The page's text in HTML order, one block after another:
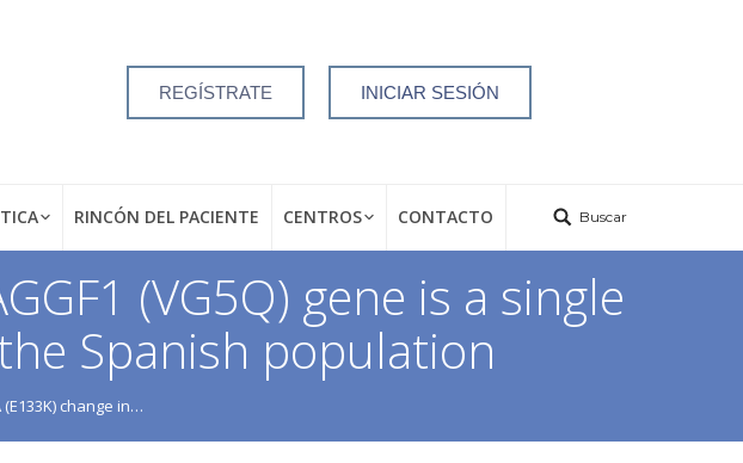
REGÍSTRATE INICIAR SESIÓN
RINCÓN DEL PACIENTE CENTROS CONTACTO Buscar
(VG5Q) gene is a single
Spanish population
(E133K) change in…